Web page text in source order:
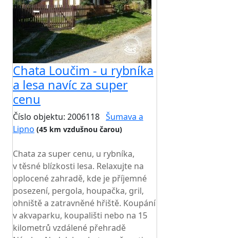
Chata Loučim - u rybníka
a lesa navíc za super
cenu
Číslo objektu: 2006118 Šumava a
Lipno (45 km vzdušnou čarou)
Chata za super cenu, u rybníka,
v těsné blízkosti lesa. Relaxujte na
oplocené zahradě, kde je příjemné
posezení, pergola, houpačka, gril,
ohniště a zatravněné hřiště. Koupání
v akvaparku, koupališti nebo na 15
kilometrů vzdálené přehradě